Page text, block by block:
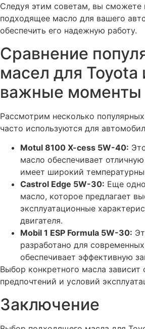
Следуя этим советам, вы сможете
подходящее масло для вашего
обеспечить его надежную работу.
Сравнение
масел для Toyota
важные моменты
Рассмотрим несколько
часто используются для
Motul 8100 X-cess 5W-40:
масло обеспечивает
имеет широкий
Castrol Edge 5W-30: Еще
масло, которое предлагает
эксплуатационные
двигателя.
Mobil 1 ESP Formula 5W-30:
разработано для
обеспечивает эффективную
Выбор конкретного масла зависит
предпочтений и условий
Заключение